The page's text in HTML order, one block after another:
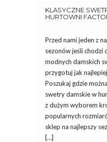
KLASYCZNE
HURTOWNI
Przed nami jeden z
sezonów jeśli chodzi
modnych damskich
przygotuj jak
Poszukaj gdzie
swetry damskie w
z dużym wyborem
popularnych
sklep na najlepszy
[…]